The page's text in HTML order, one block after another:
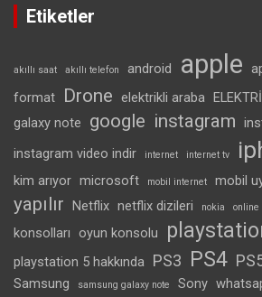
Etiketler
akıllı saat akıllı telefon android apple
format
Drone elektrikli araba
galaxy note google instagram
instagram video indir
internet internet tv
kim arıyor microsoft mobil internet mobil
yapılır Netflix netflix dizileri nokia online
konsolları
oyun konsolu
playstation 5 hakkında PS3 PS4
Samsung samsung galaxy note Sony